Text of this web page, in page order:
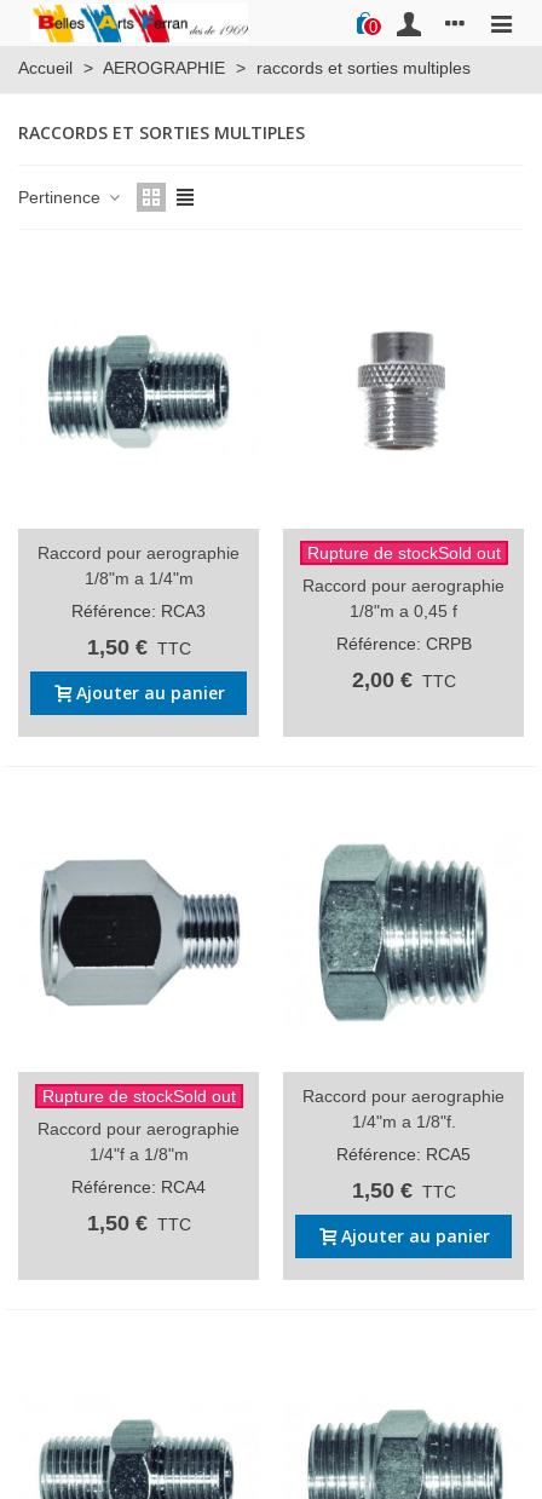
0
Accueil > AEROGRAPHIE > raccords et sorties multiples
RACCORDS ET SORTIES MULTIPLES
Pertinence
Raccord pour aerographie
1/8"m a 1/4"m
Référence: RCA3
1,50 € TTC
Ajouter au panier
Rupture de stockSold out
Raccord pour aerographie
1/8"m a 0,45 f
Référence: CRPB
2,00 € TTC
Rupture de stockSold out
Raccord pour aerographie
1/4"f a 1/8"m
Référence: RCA4
1,50 € TTC
Raccord pour aerographie
1/4"m a 1/8"f.
Référence: RCA5
1,50 € TTC
Ajouter au panier